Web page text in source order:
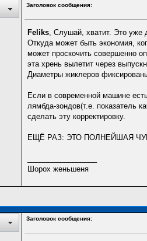
Заголовок сообщения:
Feliks, Слушай, хватит. Это уже
Откуда может быть экономия,
может проскочить совершенно
эта хрень вылетит через
Диаметры жиклеров
Если в современной машине
лямбда-зондов(т.е. показатель
сделать эту корректировку.
ЕЩЁ РАЗ: ЭТО ПОЛНЕЙШАЯ
Шорох женьшеня
Заголовок сообщения: